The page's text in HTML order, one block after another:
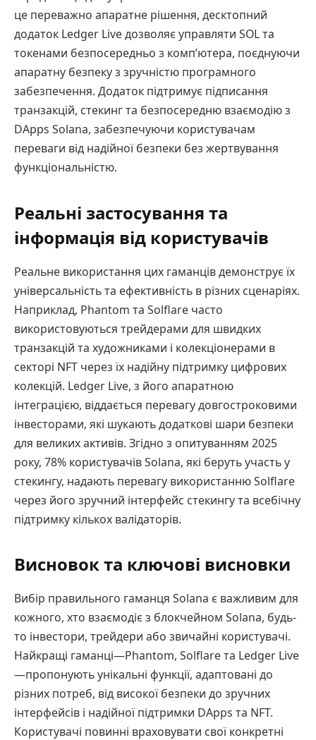
це переважно апаратне рішення, десктопний
додаток Ledger Live дозволяє управляти SOL та
токенами безпосередньо з комп’ютера, поєднуючи
апаратну безпеку з зручністю програмного
забезпечення. Додаток підтримує підписання
транзакцій, стекинг та безпосередню взаємодію з
DApps Solana, забезпечуючи користувачам
переваги від надійної безпеки без жертвування
функціональністю.
Реальні застосування та
інформація від користувачів
Реальне використання цих гаманців демонструє їх
універсальність та ефективність в різних сценаріях.
Наприклад, Phantom та Solflare часто
використовуються трейдерами для швидких
транзакцій та художниками і колекціонерами в
секторі NFT через їх надійну підтримку цифрових
колекцій. Ledger Live, з його апаратною
інтеграцією, віддається перевагу довгостроковими
інвесторами, які шукають додаткові шари безпеки
для великих активів. Згідно з опитуванням 2025
року, 78% користувачів Solana, які беруть участь у
стекингу, надають перевагу використанню Solflare
через його зручний інтерфейс стекингу та всебічну
підтримку кількох валідаторів.
Висновок та ключові висновки
Вибір правильного гаманця Solana є важливим для
кожного, хто взаємодіє з блокчейном Solana, будь-
то інвестори, трейдери або звичайні користувачі.
Найкращі гаманці—Phantom, Solflare та Ledger Live
—пропонують унікальні функції, адаптовані до
різних потреб, від високої безпеки до зручних
інтерфейсів і надійної підтримки DApps та NFT.
Користувачі повинні враховувати свої конкретні